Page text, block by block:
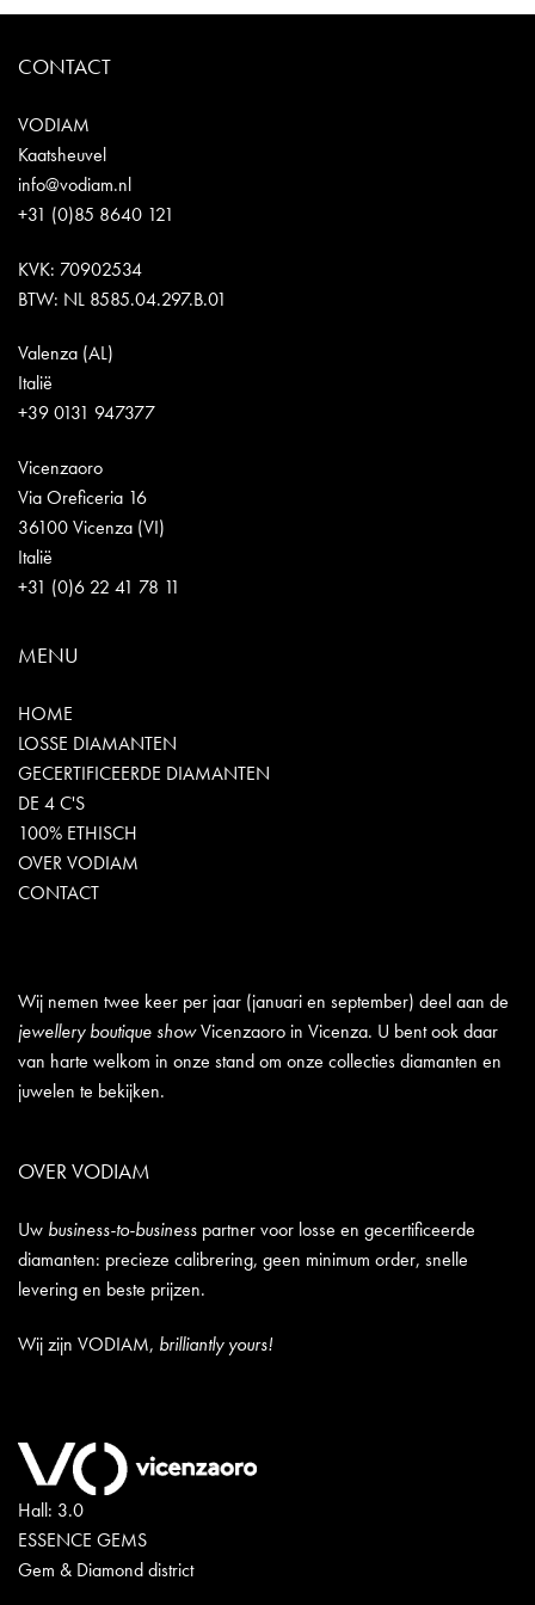
CONTACT
VODIAM
Kaatsheuvel
info@vodiam.nl
+31 (0)85 8640 121
KVK: 70902534
BTW: NL 8585.04.297.B.01
Valenza (AL)
Italië
+39 0131 947377
Vicenzaoro
Via Oreficeria 16
36100 Vicenza (VI)
Italië
+31 (0)6 22 41 78 11
MENU
HOME
LOSSE DIAMANTEN
GECERTIFICEERDE DIAMANTEN
DE 4 C'S
100% ETHISCH
OVER VODIAM
CONTACT
Wij nemen twee keer per jaar (januari en september) deel aan de
jewellery boutique showVicenzaoro in Vicenza. U bent ook daar
van harte welkom in onze stand om onze collecties diamanten en
juwelen te bekijken.
OVER VODIAM
Uw business-to-business partner voor losse en gecertificeerde
diamanten: precieze calibrering, geen minimum order, snelle
levering en beste prijzen.
Wij zijn VODIAM, brilliantly yours!
Hall: 3.0
ESSENCE GEMS
Gem & Diamond district